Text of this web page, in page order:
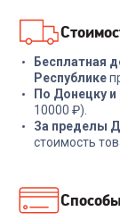
Бесплатная
Республике
По Донецку
10000 ₽).
За пределы
стоимость